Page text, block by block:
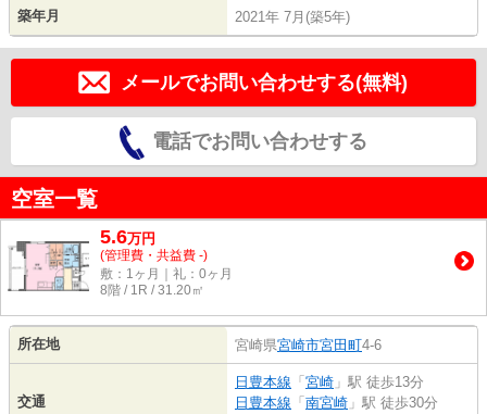
築年月 2021年 7月(築5年)
メールでお問い合わせする(無料)
電話でお問い合わせする
空室一覧
5.6万円
(管理費・共益費 -)
敷：1ヶ月｜礼：0ヶ月
8階 / 1R / 31.20㎡
所在地 宮崎県宮崎市宮田町4-6
交通
日豊本線 「 宮崎 」駅 徒歩13分
日豊本線 「 南宮崎 」駅 徒歩30分